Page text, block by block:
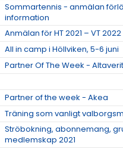
Sommartennis - anmälan
information
Anmälan för HT 2021 – VT
All in camp i Höllviken, 5-6 juni
Partner Of The Week -
Partner of the week - Akea
Träning som vanligt
Ströbokning, abonnemang,
medlemskap 2021